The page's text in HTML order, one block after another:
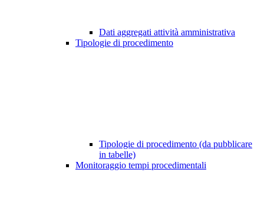
Dati aggregati attività amministrativa
Tipologie di procedimento
Tipologie di procedimento (da pubblicare
in tabelle)
Monitoraggio tempi procedimentali